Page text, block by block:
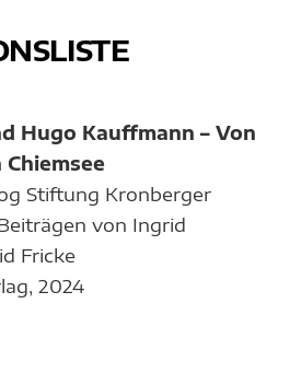
Hugo Kauffmann – Von
Stiftung Kronberger
von Ingrid
Fricke
2024